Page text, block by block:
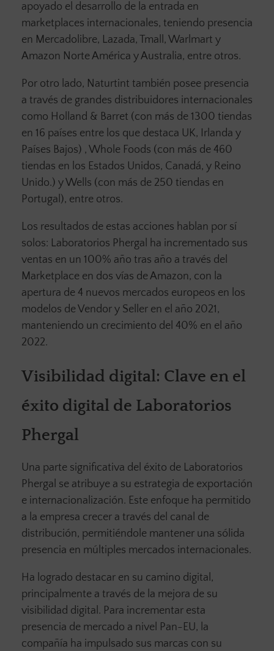
apoyado el desarrollo de la entrada en
marketplaces internacionales, teniendo presencia
en Mercadolibre, Lazada, Tmall, Warlmart y
Amazon Norte América y Australia, entre otros.
Por otro lado, Naturtint también posee presencia
a través de grandes distribuidores internacionales
como Holland & Barret (con más de 1300 tiendas
en 16 países entre los que destaca UK, Irlanda y
Países Bajos) , Whole Foods (con más de 460
tiendas en los Estados Unidos, Canadá, y Reino
Unido.) y Wells (con más de 250 tiendas en
Portugal), entre otros.
Los resultados de estas acciones hablan por sí
solos: Laboratorios Phergal ha incrementado sus
ventas en un 100% año tras año a través del
Marketplace en dos vías de Amazon, con la
apertura de 4 nuevos mercados europeos en los
modelos de Vendor y Seller en el año 2021,
manteniendo un crecimiento del 40% en el año
2022.
Visibilidad digital: Clave en el
éxito digital de Laboratorios
Phergal
Una parte significativa del éxito de Laboratorios
Phergal se atribuye a su estrategia de exportación
e internacionalización. Este enfoque ha permitido
a la empresa crecer a través del canal de
distribución, permitiéndole mantener una sólida
presencia en múltiples mercados internacionales.
Ha logrado destacar en su camino digital,
principalmente a través de la mejora de su
visibilidad digital. Para incrementar esta
presencia de mercado a nivel Pan-EU, la
compañía ha impulsado sus marcas con su